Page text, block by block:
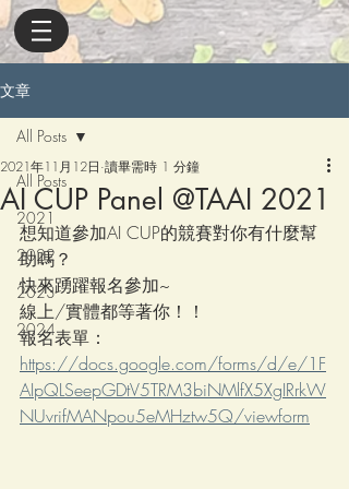
文章
All Posts
2021
2022
2023
2024
All Posts
AI CUP Panel @TAAI 2021
2021年11月12日 讀畢需時 1 分鐘
想知道參加AI CUP的競賽對你有什麼幫
助嗎？
快來踴躍報名參加~
線上/實體都等著你！！
報名表單：
https://docs.google.com/forms/d/e/1F
AIpQLSeepGDtV5TRM3biNMlfX5XgIRrkW
NUvrifMANpou5eMHztw5Q/viewform